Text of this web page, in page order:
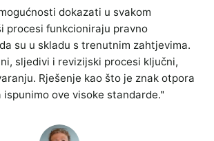
dokazati u svakom
procesi funkcioniraju pravno
su u skladu s trenutnim zahtjevima.
sljedivi i revizijski procesi ključni,
Rješenje kao što je znak otpora
ispunimo ove visoke standarde."